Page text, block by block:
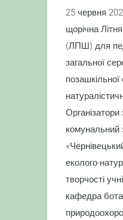
25 червня
щорічна
(ЛПШ) для
загальної
позашкільної
комунальний
еколого-
творчості
кафедра